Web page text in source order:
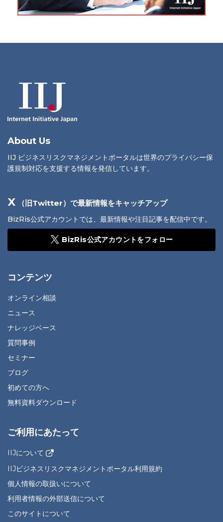
About Us
IIJ ビジネスリスクマネジメントポータルは世界のプライバシー保
護規制対応を支援する情報を発信しています。
X （旧Twitter）で最新情報をキャッチアップ
BizRis公式アカウントでは、最新情報や注目記事を配信中です。
BizRis公式アカウントをフォロー
コンテンツ
オンライン相談
ニュース
ナレッジベース
質問事例
セミナー
ブログ
初めての方へ
無料資料ダウンロード
ご利用にあたって
IIJについて
IIJビジネスリスクマネジメントポータル利用規約
個人情報の取扱いについて
利用者情報の外部送信について
このサイトについて